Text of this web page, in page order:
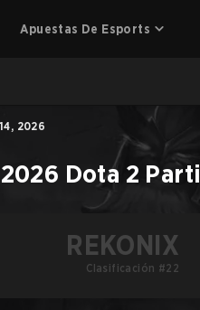
Apuestas De Esports
2026
Dota 2
REKONIX
Clasificación #22